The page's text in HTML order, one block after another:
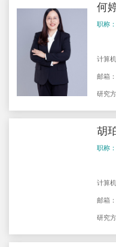
何
职称
计算
邮箱
研究
胡
职称
计算
邮箱
研究